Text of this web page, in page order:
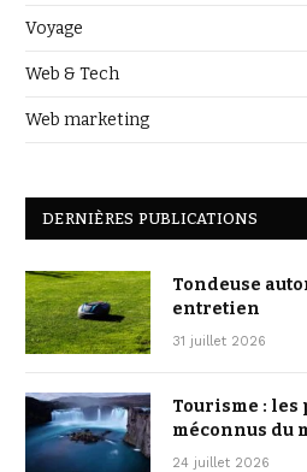
Voyage
Web & Tech
Web marketing
DERNIÈRES PUBLICATIONS
Tondeuse
entretien
31 juillet 2026
Tourisme : les
méconnus du
24 juillet 2026